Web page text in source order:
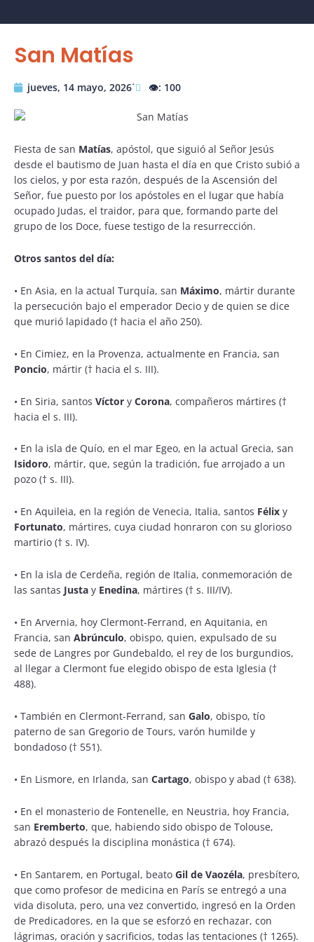
San Matías
jueves, 14 mayo, 2026˙ 👁️: 100
Fiesta de san Matías, apóstol, que siguió al Señor Jesús
desde el bautismo de Juan hasta el día en que Cristo subió a
los cielos, y por esta razón, después de la Ascensión del
Señor, fue puesto por los apóstoles en el lugar que había
ocupado Judas, el traidor, para que, formando parte del
grupo de los Doce, fuese testigo de la resurrección.
Otros santos del día:
• En Asia, en la actual Turquía, san Máximo, mártir durante
la persecución bajo el emperador Decio y de quien se dice
que murió lapidado († hacia el año 250).
• En Cimiez, en la Provenza, actualmente en Francia, san
Poncio, mártir († hacia el s. III).
• En Siria, santos Víctor y Corona, compañeros mártires (†
hacia el s. III).
• En la isla de Quío, en el mar Egeo, en la actual Grecia, san
Isidoro, mártir, que, según la tradición, fue arrojado a un
pozo († s. III).
• En Aquileia, en la región de Venecia, Italia, santos Félix y
Fortunato, mártires, cuya ciudad honraron con su glorioso
martirio († s. IV).
• En la isla de Cerdeña, región de Italia, conmemoración de
las santas Justa y Enedina, mártires († s. III/IV).
• En Arvernia, hoy Clermont-Ferrand, en Aquitania, en
Francia, san Abrúnculo, obispo, quien, expulsado de su
sede de Langres por Gundebaldo, el rey de los burgundios,
al llegar a Clermont fue elegido obispo de esta Iglesia (†
488).
• También en Clermont-Ferrand, san Galo, obispo, tío
paterno de san Gregorio de Tours, varón humilde y
bondadoso († 551).
• En Lismore, en Irlanda, san Cartago, obispo y abad († 638).
• En el monasterio de Fontenelle, en Neustria, hoy Francia,
san Eremberto, que, habiendo sido obispo de Tolouse,
abrazó después la disciplina monástica († 674).
• En Santarem, en Portugal, beato Gil de Vaozéla, presbítero,
que como profesor de medicina en París se entregó a una
vida disoluta, pero, una vez convertido, ingresó en la Orden
de Predicadores, en la que se esforzó en rechazar, con
lágrimas, oración y sacrificios, todas las tentaciones († 1265).